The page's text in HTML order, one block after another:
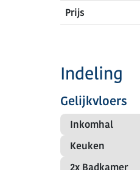
Prijs
Indeling
Gelijkvloers
Inkomhal
Keuken
2x Badkamer